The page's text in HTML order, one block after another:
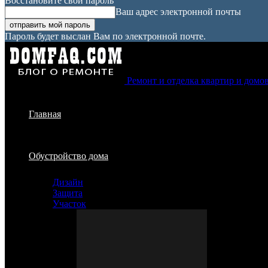
Ваш адрес электронной почты
Пароль будет выслан Вам по электронной почте.
Ремонт и отделка квартир и
Главная
Обустройство дома
Дизайн
Защита
Участок